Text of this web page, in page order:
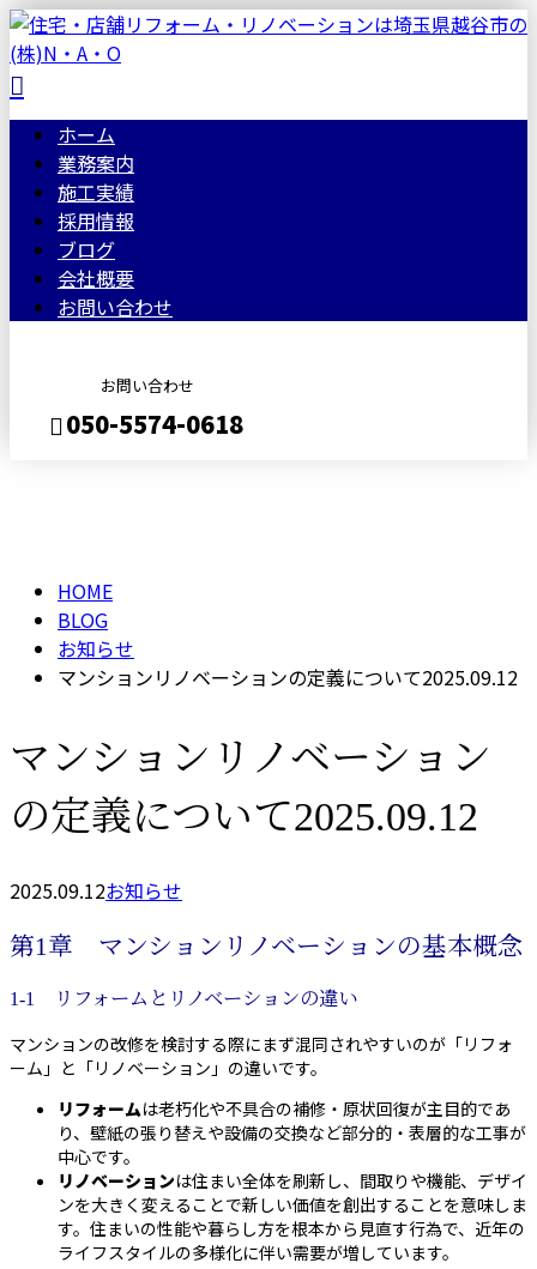
ホーム
業務案内
施工実績
採用情報
ブログ
会社概要
お問い合わせ
お問い合わせ
050-5574-0618
HOME
BLOG
お知らせ
マンションリノベーションの定義について2025.09.12
マンションリノベーション
の定義について2025.09.12
2025.09.12お知らせ
第1章 マンションリノベーションの基本概念
1-1 リフォームとリノベーションの違い
マンションの改修を検討する際にまず混同されやすいのが「リフォ
ーム」と「リノベーション」の違いです。
リフォームは老朽化や不具合の補修・原状回復が主目的であ
り、壁紙の張り替えや設備の交換など部分的・表層的な工事が
中心です。
リノベーションは住まい全体を刷新し、間取りや機能、デザイ
ンを大きく変えることで新しい価値を創出することを意味しま
す。住まいの性能や暮らし方を根本から見直す行為で、近年の
ライフスタイルの多様化に伴い需要が増しています。